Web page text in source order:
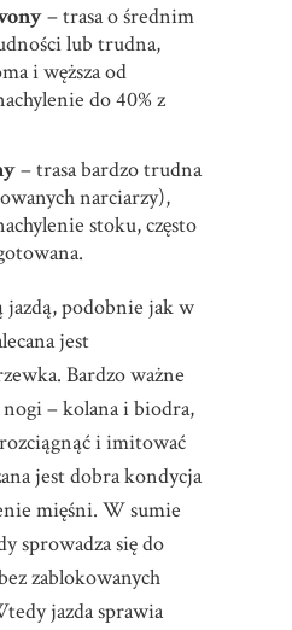
– trasa o średnim
lub trudna,
i węższa od
do 40% z
– trasa bardzo trudna
narciarzy),
stoku, często
jazdą, podobnie jak w
jest
Bardzo ważne
– kolana i biodra,
i imitować
jest dobra kondycja
mięśni. W sumie
sprowadza się do
zablokowanych
jazda sprawia